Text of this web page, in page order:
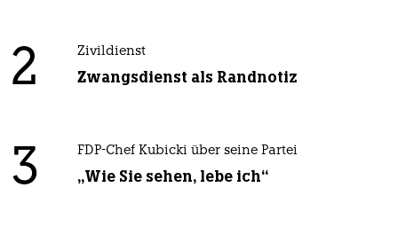
2 Zivildienst
Zwangsdienst als Randnotiz
3 FDP-Chef Kubicki über seine Partei
„Wie Sie sehen, lebe ich“